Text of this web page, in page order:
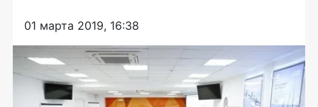
01 марта 2019, 16:38